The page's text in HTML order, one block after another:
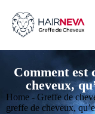
Comment est
cheveux,
Home - Greffe de
greffe de cheveux,